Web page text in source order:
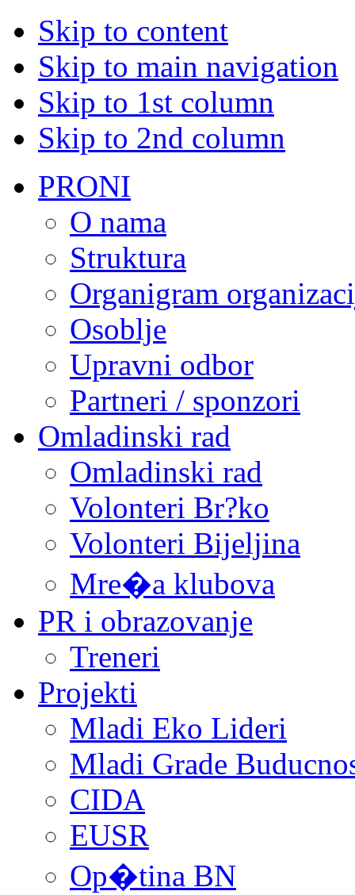
Skip to content
Skip to main navigation
Skip to 1st column
Skip to 2nd column
PRONI
O nama
Struktura
Organigram
Osoblje
Upravni odbor
Partneri / sponzori
Omladinski rad
Omladinski rad
Volonteri Br?ko
Volonteri Bijeljina
Mre�a klubova
PR i obrazovanje
Treneri
Projekti
Mladi Eko Lideri
Mladi Grade
CIDA
EUSR
Op�tina BN